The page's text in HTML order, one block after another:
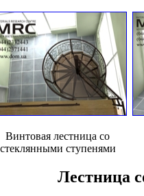
Винтовая лестница со
стеклянными ступенями
Лестница